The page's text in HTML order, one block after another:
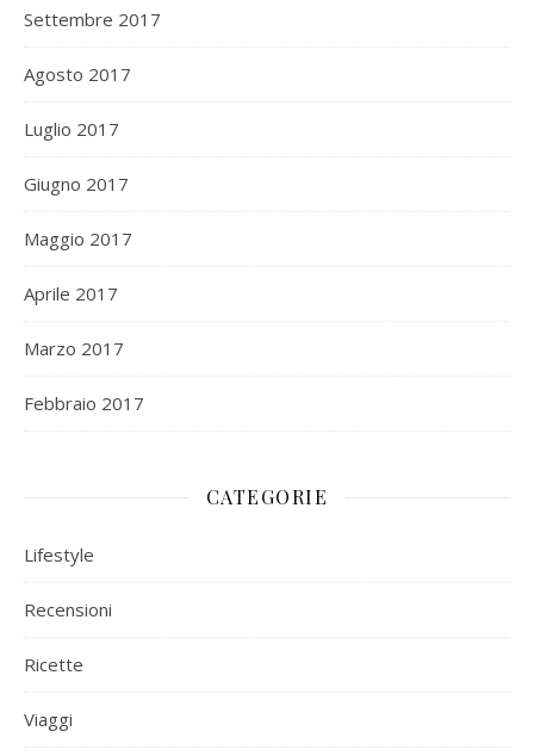
Settembre 2017
Agosto 2017
Luglio 2017
Giugno 2017
Maggio 2017
Aprile 2017
Marzo 2017
Febbraio 2017
CATEGORIE
Lifestyle
Recensioni
Ricette
Viaggi